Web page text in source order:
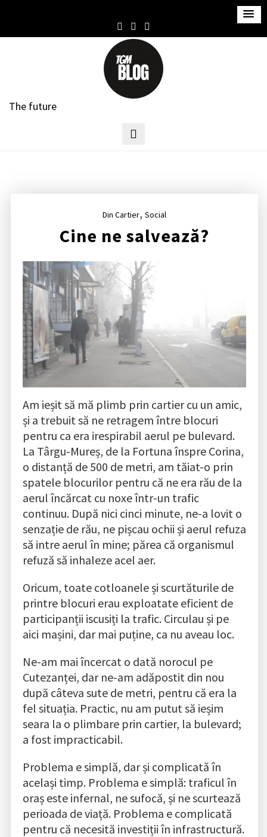
i
The future
Din Cartier, Social
Cine ne salvează?
Am ieșit să mă plimb prin cartier cu un amic,
și a trebuit să ne retragem între blocuri
pentru ca era irespirabil aerul pe bulevard.
La Târgu-Mureș, de la Fortuna înspre Corina,
o distanță de 500 de metri, am tăiat-o prin
spatele blocurilor pentru că ne era rău de la
aerul încărcat cu noxe într-un trafic
continuu. După nici cinci minute, ne-a lovit o
senzație de rău, ne pișcau ochii și aerul refuza
să intre aerul în mine; părea că organismul
refuză să inhaleze acel aer.
Oricum, toate cotloanele și scurtăturile de
printre blocuri erau exploatate eficient de
participanții iscusiți la trafic. Circulau și pe
aici mașini, dar mai puține, ca nu aveau loc.
Ne-am mai încercat o dată norocul pe
Cutezanței, dar ne-am adăpostit din nou
după câteva sute de metri, pentru că era la
fel situația. Practic, nu am putut să ieșim
seara la o plimbare prin cartier, la bulevard;
a fost impracticabil.
Problema e simplă, dar și complicată în
același timp. Problema e simplă: traficul în
oraș este infernal, ne sufocă, și ne scurtează
perioada de viață. Problema e complicată
pentru că necesită investiții în infrastructură.